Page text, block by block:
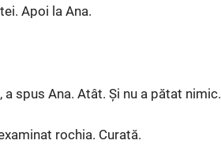
Apoi la Ana.
spus Ana. Atât. Și nu a pătat nimic.
rochia. Curată.